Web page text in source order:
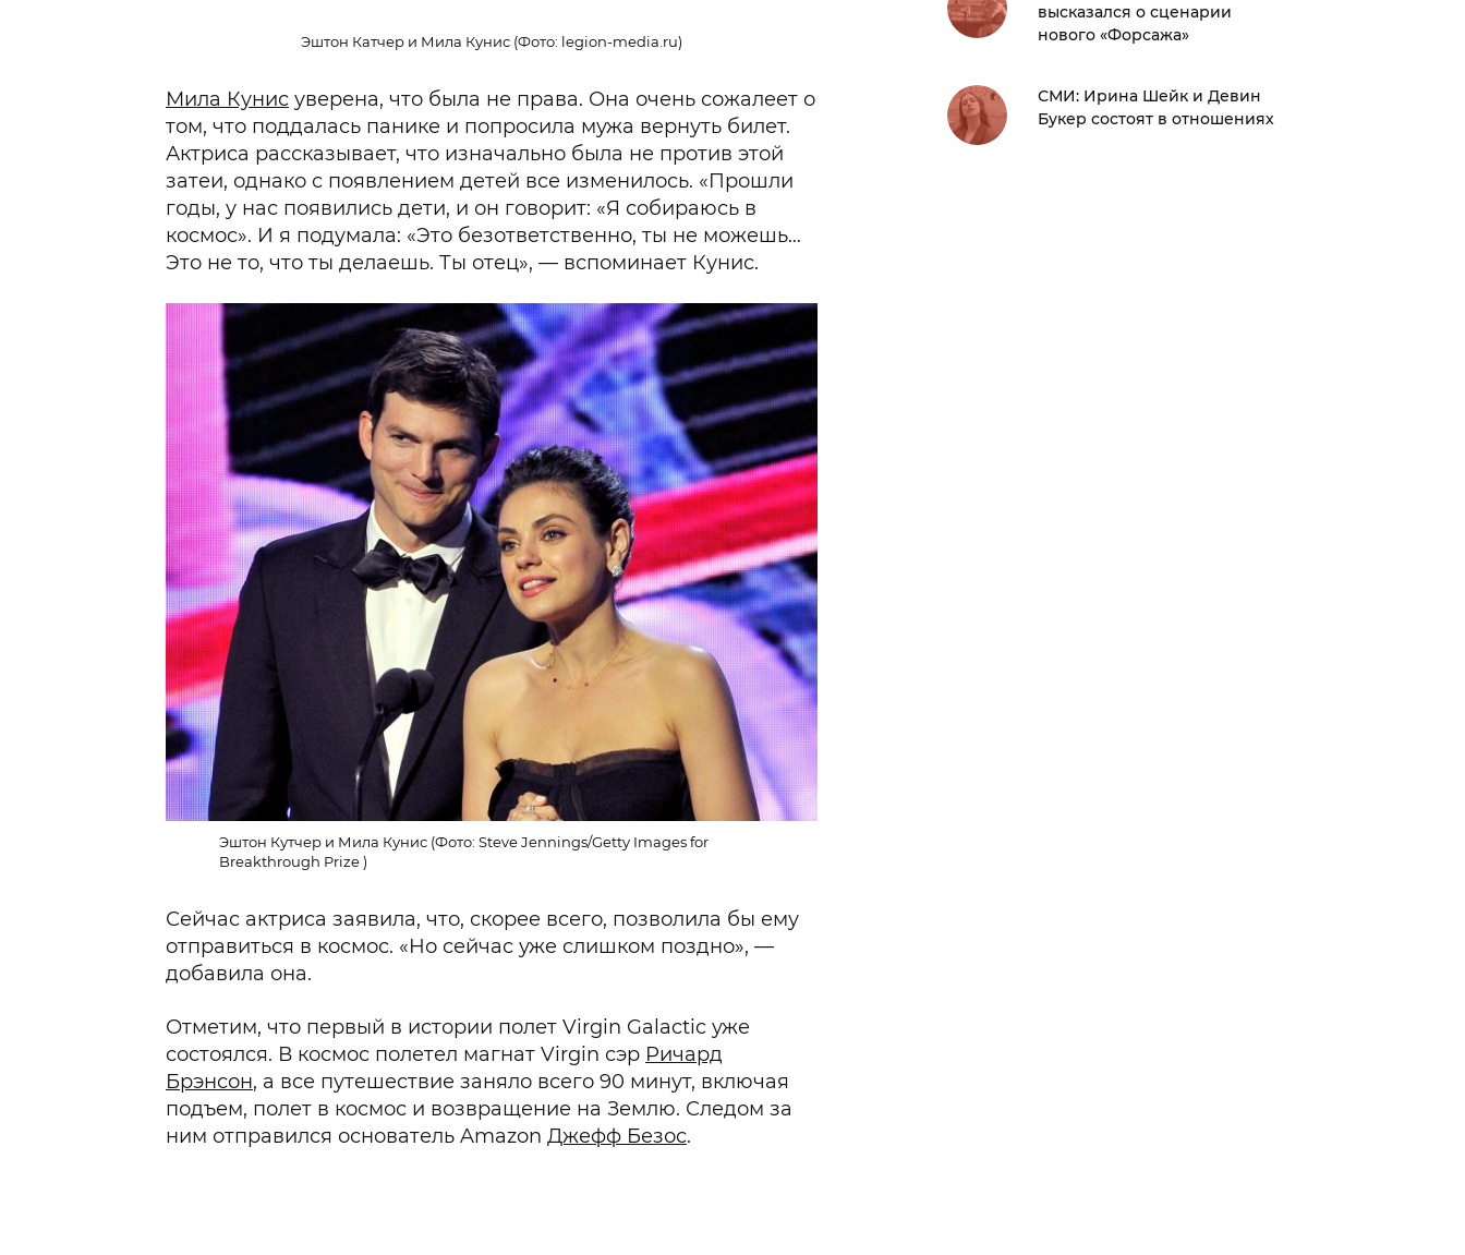
Эштон Катчер и Мила Кунис (Фото: legion-media.ru)
Мила Кунис уверена, что была не права. Она очень сожалеет о
том, что поддалась панике и попросила мужа вернуть билет.
Актриса рассказывает, что изначально была не против этой
затеи, однако с появлением детей все изменилось. «Прошли
годы, у нас появились дети, и он говорит: «Я собираюсь в
космос». И я подумала: «Это безответственно, ты не можешь…
Это не то, что ты делаешь. Ты отец», — вспоминает Кунис.
Эштон Кутчер и Мила Кунис (Фото: Steve Jennings/Getty Images for
Breakthrough Prize )
Сейчас актриса заявила, что, скорее всего, позволила бы ему
отправиться в космос. «Но сейчас уже слишком поздно», —
добавила она.
Отметим, что первый в истории полет Virgin Galactic уже
состоялся. В космос полетел магнат Virgin сэр Ричард
Брэнсон, а все путешествие заняло всего 90 минут, включая
подъем, полет в космос и возвращение на Землю. Следом за
ним отправился основатель Amazon Джефф Безос.
высказался о сценарии
нового «Форсажа»
СМИ: Ирина Шейк и Девин
Букер состоят в отношениях